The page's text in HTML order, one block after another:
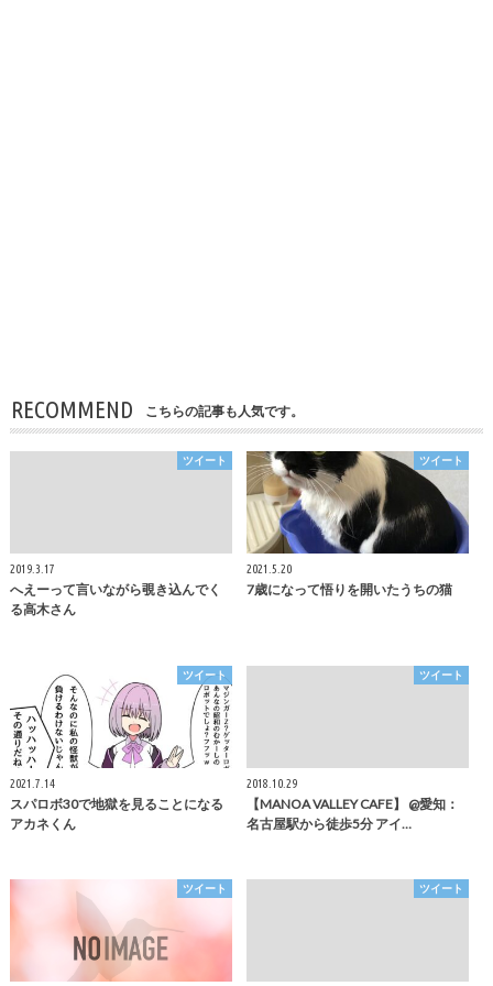
RECOMMEND こちらの記事も人気です。
ツイート
2019.3.17
へえーって言いながら覗き込んでく
る高木さん
ツイート
2021.5.20
7歳になって悟りを開いたうちの猫
ツイート
2021.7.14
スパロボ30で地獄を見ることになる
アカネくん
ツイート
2018.10.29
【MANOA VALLEY CAFE】 @愛知：
名古屋駅から徒歩5分 アイ…
ツイート ツイート